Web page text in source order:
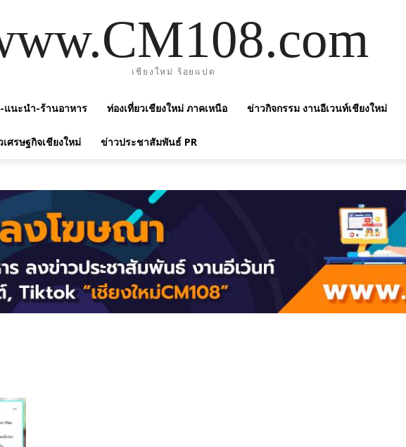
เชียงใหม่ ร้อยแปด
แนะนำ-ร้านอาหาร ท่องเที่ยวเชียงใหม่ ภาคเหนือ ข่าวกิจกรรม งานอีเวนท์เชียงใหม่
ศรษฐกิจเชียงใหม่ ข่าวประชาสัมพันธ์ PR